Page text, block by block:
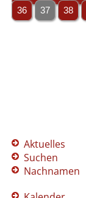
36
37 38
Aktuelles
Suchen
Nachnamen